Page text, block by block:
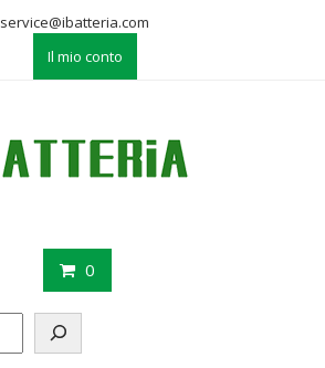
service@ibatteria.com
Il mio conto
0